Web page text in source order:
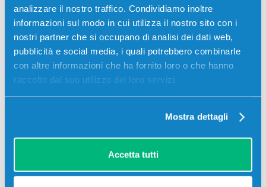
analizzare il nostro traffico. Condividiamo inoltre
informazioni sul modo in cui utilizza il nostro sito con i
nostri partner che si occupano di analisi dei dati web,
pubblicità e social media, i quali potrebbero combinarle
con altre informazioni che ha fornito loro o che hanno
raccolto dal suo utilizzo dei loro servizi.
Mostra dettagli
Accetta tutti
Recensioni